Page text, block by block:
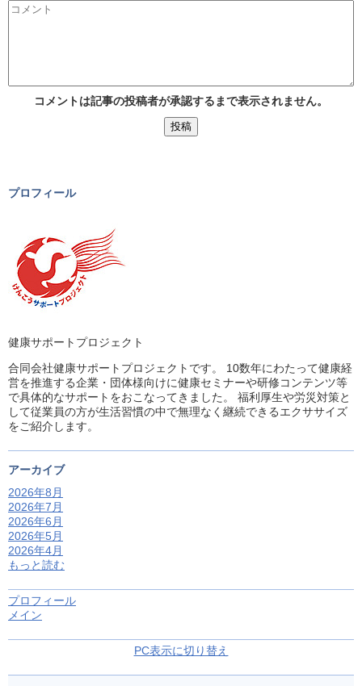
コメントは記事の投稿者が承認するまで表示されません。
プロフィール
健康サポートプロジェクト
合同会社健康サポートプロジェクトです。 10数年にわたって健康経
営を推進する企業・団体様向けに健康セミナーや研修コンテンツ等
で具体的なサポートをおこなってきました。 福利厚生や労災対策と
して従業員の方が生活習慣の中で無理なく継続できるエクササイズ
をご紹介します。
アーカイブ
2026年8月
2026年7月
2026年6月
2026年5月
2026年4月
もっと読む
プロフィール
メイン
PC表示に切り替え